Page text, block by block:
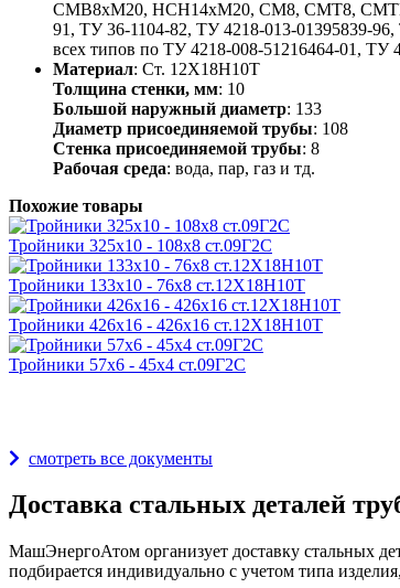
СМВ8хМ20, НСН14хМ20, СМ8, СМТ8,
91, ТУ 36-1104-82, ТУ 4218-013-01395839-
всех типов по ТУ 4218-008-51216464-01, ТУ
Материал: Ст. 12Х18Н10Т
Толщина стенки, мм: 10
Большой наружный диаметр: 133
Диаметр присоединяемой трубы: 108
Стенка присоединяемой трубы: 8
Рабочая среда: вода, пар, газ и тд.
Похожие товары
Тройники 325х10 - 108х8 ст.09Г2С
Тройники 133х10 - 76х8 ст.12Х18Н10Т
Тройники 426х16 - 426х16 ст.12Х18Н10Т
Тройники 57х6 - 45х4 ст.09Г2С
смотреть все документы
Доставка стальных деталей
МашЭнергоАтом организует доставку стальных
подбирается индивидуально с учетом типа